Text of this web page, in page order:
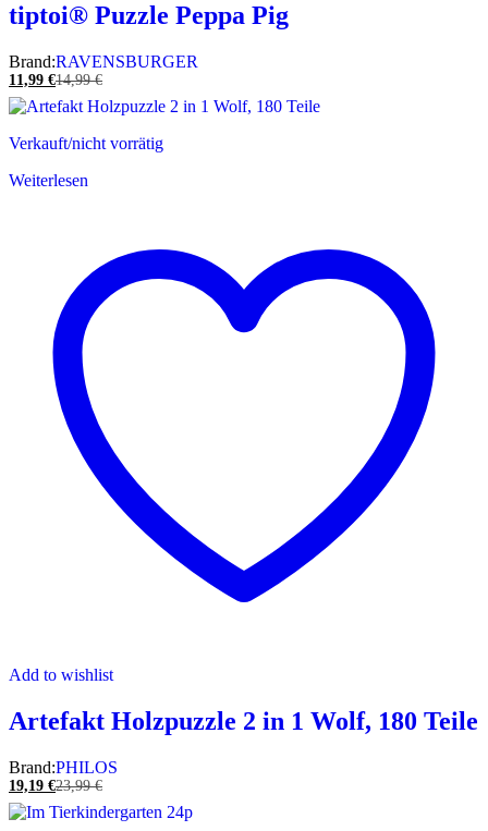
tiptoi® Puzzle Peppa Pig
Brand:RAVENSBURGER
11,99 €14,99€
Verkauft/nicht vorrätig
Weiterlesen
Add to wishlist
Artefakt Holzpuzzle 2 in 1 Wolf, 180 Teile
Brand:PHILOS
19,19 €23,99€